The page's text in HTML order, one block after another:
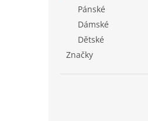
Pánské
Dámské
Dětské
Značky